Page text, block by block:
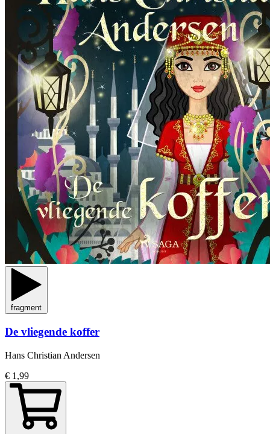
fragment
De vliegende koffer
Hans Christian Andersen
€ 1,99